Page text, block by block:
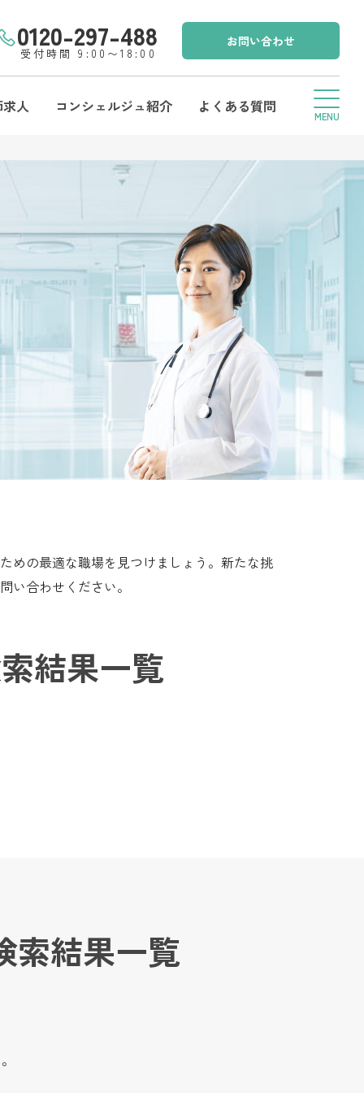
0120-297-488
受付時間 9:00〜18:00
お問い合わせ
人 コンシェルジュ紹介 よくある質問
めの最適な職場を見つけましょう。新たな挑
い合わせください。
結果一覧
索結果一覧